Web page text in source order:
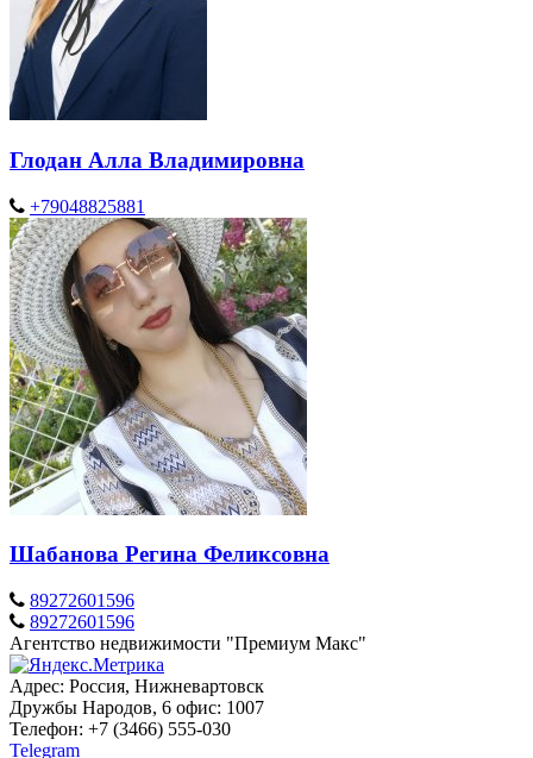
Глодан Алла Владимировна
+79048825881
Шабанова Регина Феликсовна
89272601596
89272601596
Агентство недвижимости "Премиум Макс"
Адрес: Россия, Нижневартовск
Дружбы Народов, 6 офис: 1007
Телефон: +7 (3466) 555-030
Telegram